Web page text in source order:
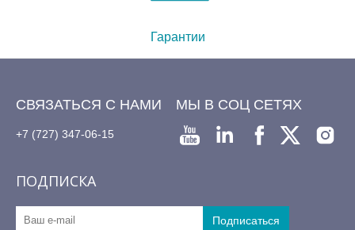
Гарантии
СВЯЗАТЬСЯ С НАМИ
+7 (727) 347-06-15
МЫ В СОЦ СЕТЯХ
ПОДПИСКА